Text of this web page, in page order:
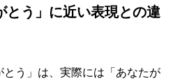
とう」に近い表現との違
とう」は、実際には「あなたが